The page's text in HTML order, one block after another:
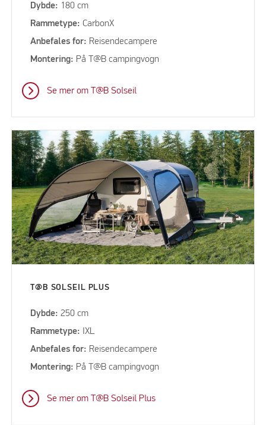
Dybde: 180 cm
Rammetype:CarbonX
Anbefales for: Reisendecampere
Montering: På T@B campingvogn
Se mer om T@B Solseil
T@B SOLSEIL PLUS
Dybde:250 cm
Rammetype: IXL
Anbefales for: Reisendecampere
Montering: På T@B campingvogn
Se mer om T@B Solseil Plus